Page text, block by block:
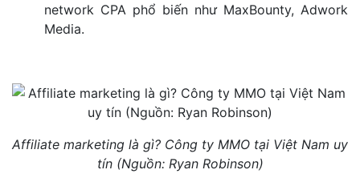
network CPA phổ biến như MaxBounty, Adwork
Media.
Affiliate marketing là gì? Công ty MMO tại Việt Nam uy
tín (Nguồn: Ryan Robinson)